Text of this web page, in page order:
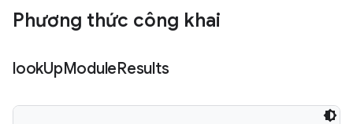
Phương thức công khai
lookUpModuleResults